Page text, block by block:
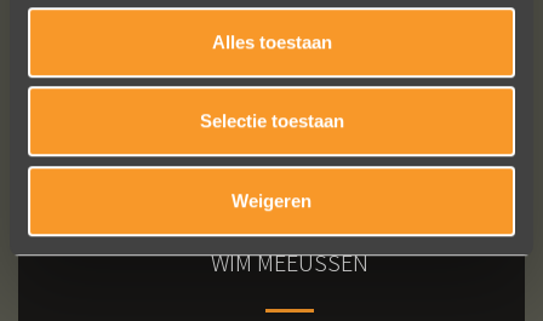
Alles toestaan
Selectie toestaan
Weigeren
WIM MEEUSSEN